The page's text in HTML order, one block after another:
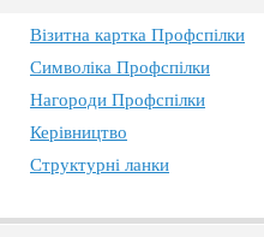
Візитна картка Профспілки
Символіка Профспілки
Нагороди Профспілки
Керівництво
Структурні ланки